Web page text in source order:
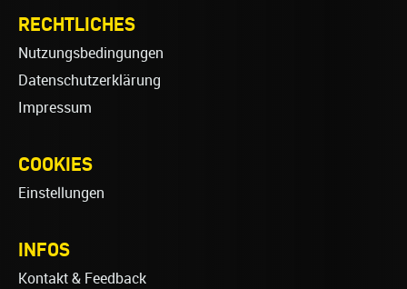
RECHTLICHES
Nutzungsbedingungen
Datenschutzerklärung
Impressum
COOKIES
Einstellungen
INFOS
Kontakt & Feedback